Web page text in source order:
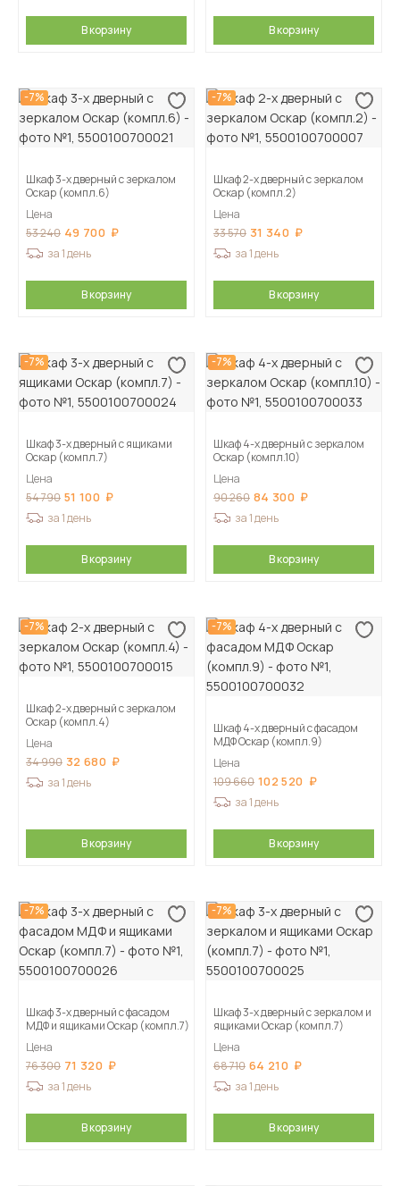
В корзину В корзину
-7%
Шкаф 3-х дверный с зеркалом
Оскар (компл.6)
Цена
53 240 49 700
за 1 день
В корзину
-7%
Шкаф 2-х дверный с зеркалом
Оскар (компл.2)
Цена
33 570 31 340
за 1 день
В корзину
-7%
Шкаф 3-х дверный с ящиками
Оскар (компл.7)
Цена
54 790 51 100
за 1 день
В корзину
-7%
Шкаф 4-х дверный с зеркалом
Оскар (компл.10)
Цена
90 260 84 300
за 1 день
В корзину
-7%
Шкаф 2-х дверный с зеркалом
Оскар (компл.4)
Цена
34 990 32 680
за 1 день
В корзину
-7%
Шкаф 4-х дверный с фасадом
МДФ Оскар (компл.9)
Цена
109 660 102 520
за 1 день
В корзину
-7%
Шкаф 3-х дверный с фасадом
МДФ и ящиками Оскар (компл.7)
Цена
76 300 71 320
за 1 день
В корзину
-7%
Шкаф 3-х дверный с зеркалом и
ящиками Оскар (компл.7)
Цена
68 710 64 210
за 1 день
В корзину